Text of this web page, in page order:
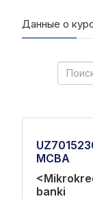
Данные о
MCBA
banki